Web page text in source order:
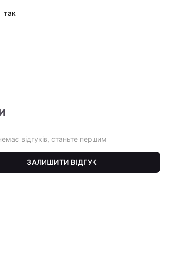
так
відгуків, станьте першим
ЗАЛИШИТИ ВІДГУК